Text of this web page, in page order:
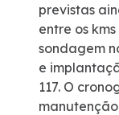
previstas
entre os
sondagem
e
117. O